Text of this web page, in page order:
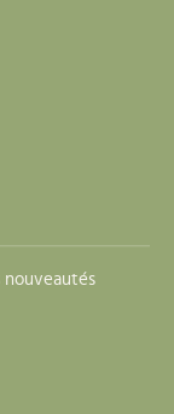
nouveautés